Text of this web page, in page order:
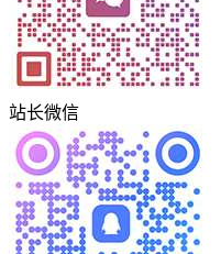
站长微信